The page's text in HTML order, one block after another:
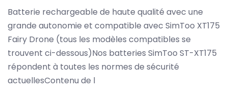
Batterie rechargeable de haute qualité avec une
grande autonomie et compatible avec SimToo XT175
Fairy Drone (tous les modèles compatibles se
trouvent ci-dessous)Nos batteries SimToo ST-XT175
répondent à toutes les normes de sécurité
actuellesContenu de l